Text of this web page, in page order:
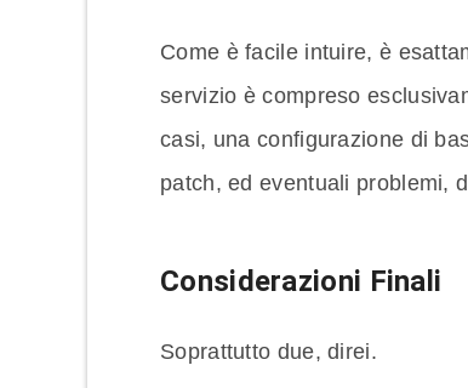
Come è facile intuire, è
servizio è compreso
casi, una configurazione di
patch, ed eventuali problemi,
Considerazioni Finali
Soprattutto due, direi.